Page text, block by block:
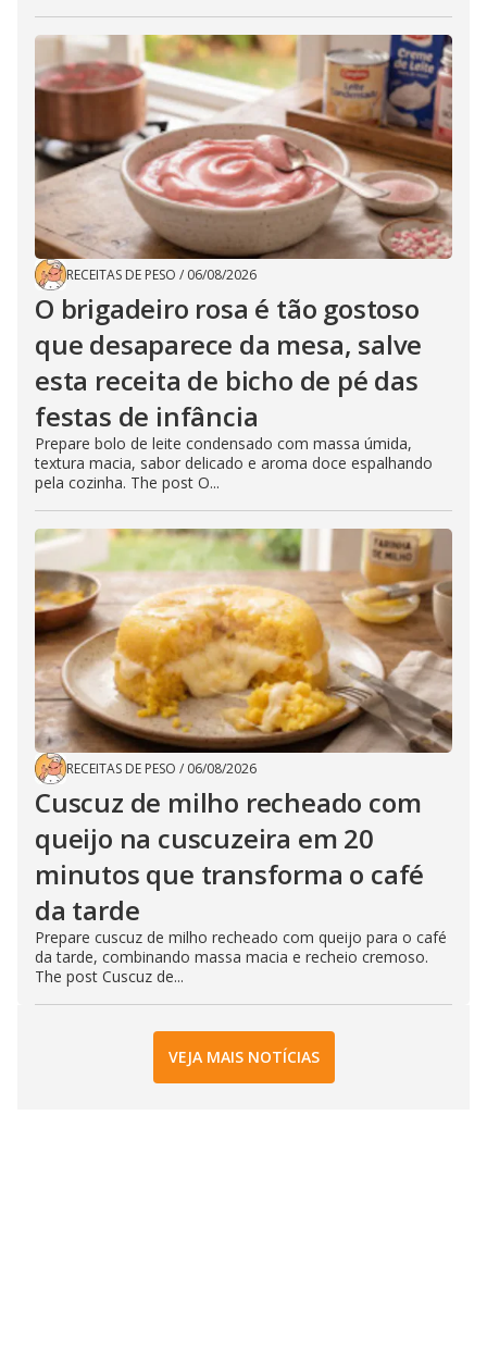
RECEITAS DE PESO / 06/08/2026
O brigadeiro rosa é tão gostoso
que desaparece da mesa, salve
esta receita de bicho de pé das
festas de infância
Prepare bolo de leite condensado com massa úmida,
textura macia, sabor delicado e aroma doce espalhando
pela cozinha. The post O...
RECEITAS DE PESO / 06/08/2026
Cuscuz de milho recheado com
queijo na cuscuzeira em 20
minutos que transforma o café
da tarde
Prepare cuscuz de milho recheado com queijo para o café
da tarde, combinando massa macia e recheio cremoso.
The post Cuscuz de...
VEJA MAIS NOTÍCIAS